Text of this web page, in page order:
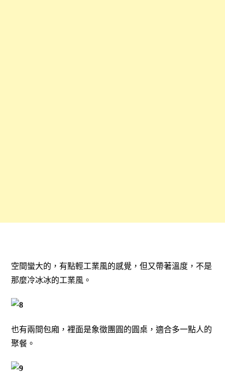
空間蠻大的，有點輕工業風的感覺，但又帶著溫度，不是
那麼冷冰冰的工業風。
也有兩間包廂，裡面是象徵團圓的圓桌，適合多一點人的
聚餐。